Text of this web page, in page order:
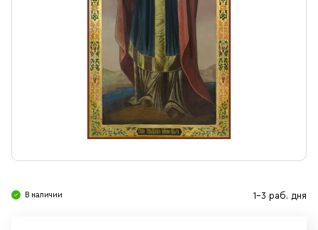
Ювелирные изделия
В наличии 1-3 раб. дня